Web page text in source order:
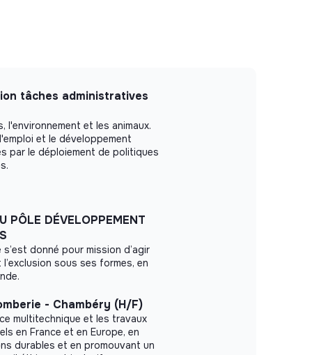
tâches administratives
l'environnement et les animaux.
et le développement
par le déploiement de politiques
PÔLE DÉVELOPPEMENT
donné pour mission d’agir
sous ses formes, en
- Chambéry (H/F)
multitechnique et les travaux
en France et en Europe, en
durables et en promouvant un